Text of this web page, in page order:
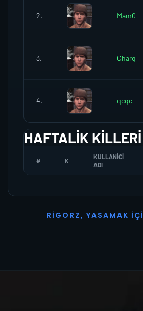
2. Mam0
3. Charq
4. qcqc
HAFTALIK KILLERI
# K
KULLANICI
ADI
R I G O R Z, YASAMAK İ ÇI